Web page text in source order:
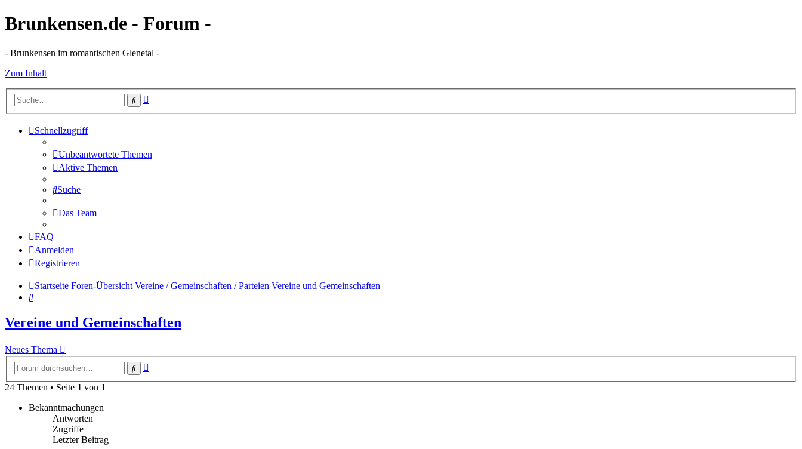
Brunkensen.de - Forum -
- Brunkensen im romantischen Glenetal -
Zum Inhalt
Suche
Schnellzugriff
Unbeantwortete Themen
Aktive Themen
Suche
Das Team
FAQ
Anmelden
Registrieren
Startseite Foren-Übersicht Vereine / Gemeinschaften / Parteien Vereine und Gemeinschaften
Suche
Vereine und Gemeinschaften
Neues Thema
Suche
24 Themen • Seite 1 von 1
Bekanntmachungen
Antworten
Zugriffe
Letzter Beitrag